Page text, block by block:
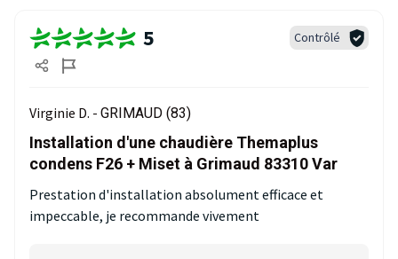
5 Contrôlé
Virginie D. - GRIMAUD (83)
Installation d'une chaudière Themaplus
condens F26 + Miset à Grimaud 83310 Var
Prestation d'installation absolument efficace et
impeccable, je recommande vivement